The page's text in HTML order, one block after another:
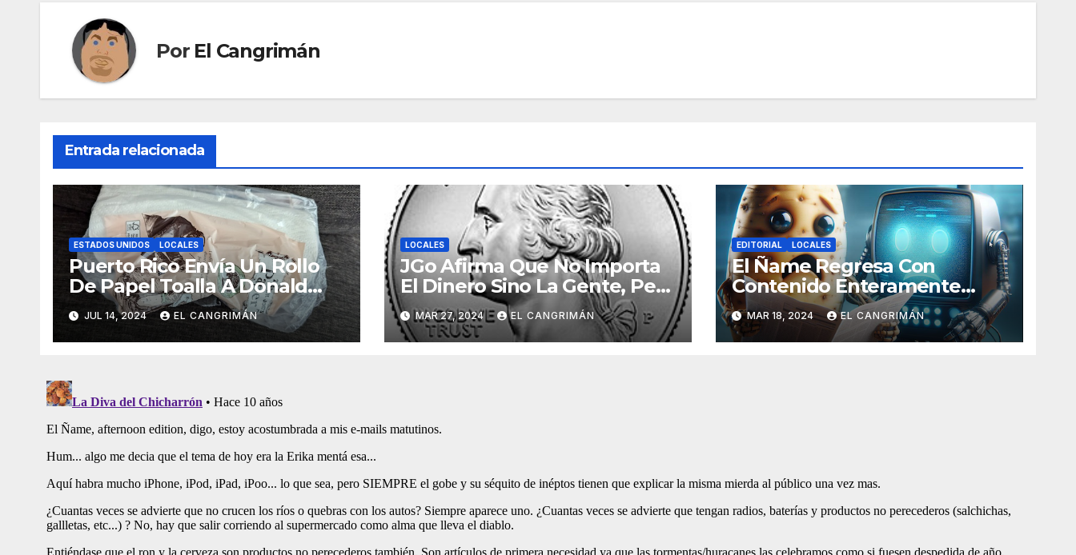
Por El Cangrimán
Entrada relacionada
ESTADOS UNIDOS LOCALES
Puerto Rico Envía Un Rollo
De Papel Toalla A Donald
Trump Pa’ Que Use Las Hojas
De Curita
JUL 14, 2024 EL CANGRIMÁN
LOCALES
JGo Afirma Que No Importa
El Dinero Sino La Gente, Pero
Pregunta: «¿De Verdad No
Tendrán Una Pejetita?»
MAR 27, 2024 EL CANGRIMÁN
EDITORIAL LOCALES
El Ñame Regresa Con
Contenido Enteramente
Generado Por Inteligencia
Artificial
MAR 18, 2024 EL CANGRIMÁN